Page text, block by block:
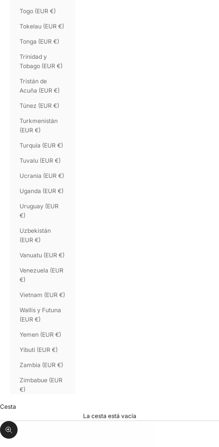
Togo (EUR €)
Tokelau (EUR €)
Tonga (EUR €)
Trinidad y
Tobago (EUR €)
Tristán de
Acuña (EUR €)
Túnez (EUR €)
Turkmenistán
(EUR €)
Turquía (EUR €)
Tuvalu (EUR €)
Ucrania (EUR €)
Uganda (EUR €)
Uruguay (EUR
€)
Uzbekistán
(EUR €)
Vanuatu (EUR €)
Venezuela (EUR
€)
Vietnam (EUR €)
Wallis y Futuna
(EUR €)
Yemen (EUR €)
Yibuti (EUR €)
Zambia (EUR €)
Zimbabue (EUR
€)
Cesta
La cesta está vacía
Zoom